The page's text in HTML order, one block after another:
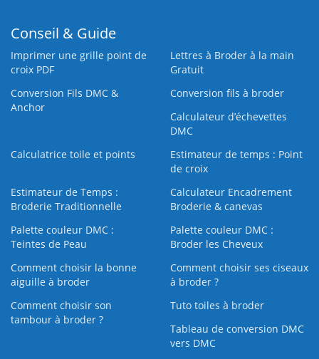
Conseil & Guide
Imprimer une grille point de
croix PDF
Lettres à Broder à la main
Gratuit
Conversion Fils DMC &
Anchor
Conversion fils à broder
Calculateur d’échevettes
DMC
Calculatrice toile et points
Estimateur de temps : Point
de croix
Estimateur de Temps :
Broderie Traditionnelle
Calculateur Encadrement
Broderie & canevas
Palette couleur DMC :
Teintes de Peau
Palette couleur DMC :
Broder les Cheveux
Comment choisir la bonne
aiguille à broder
Comment choisir ses ciseaux
à broder ?
Comment choisir son
tambour à broder ?
Tuto toiles à broder
Tableau de conversion DMC
vers DMC